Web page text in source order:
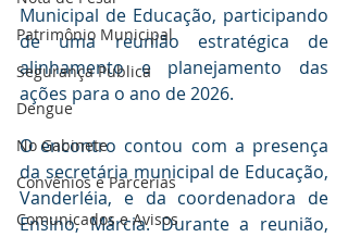
Patrimônio Municipal
Segurança Publica
Dengue
No Gabinete
Convênios e Parcerias
Comunicados e Avisos
Municipal de Educação, participando
de uma reunião estratégica de
alinhamento e planejamento das
ações para o ano de 2026.
O encontro contou com a presença
da secretária municipal de Educação,
Vanderléia, e da coordenadora de
Ensino, Márcia. Durante a reunião,